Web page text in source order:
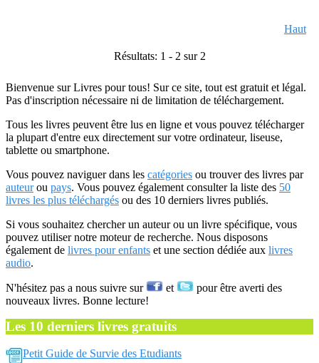
Haut
Résultats: 1 - 2 sur 2
Bienvenue sur Livres pour tous! Sur ce site, tout est gratuit et légal.
Pas d'inscription nécessaire ni de limitation de téléchargement.
Tous les livres peuvent être lus en ligne et vous pouvez télécharger
la plupart d'entre eux directement sur votre ordinateur, liseuse,
tablette ou smartphone.
Vous pouvez naviguer dans les catégories ou trouver des livres par
auteurou pays. Vous pouvez également consulter la liste des 50
livres les plus téléchargés ou des 10 derniers livres publiés.
Si vous souhaitez chercher un auteur ou un livre spécifique, vous
pouvez utiliser notre moteur de recherche. Nous disposons
également de livres pour enfants et une section dédiée aux livres
audio.
N'hésitez pas a nous suivre sur et
pour être averti des
nouveaux livres. Bonne lecture!
Les 10 derniers livres gratuits
Petit Guide de Survie des Etudiants